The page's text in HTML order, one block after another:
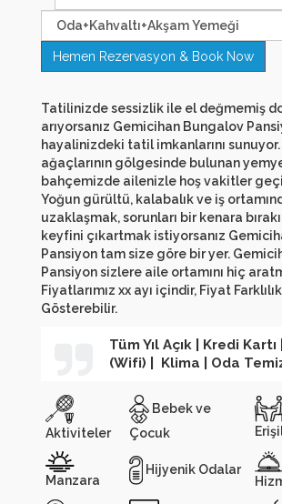
Tatilinizde sessizlik ile el değmemiş
arıyorsanız Gemicihan Bungalov
hayalinizdeki tatil imkanlarını sunuyor.
ağaçlarının gölgesinde bulunan
bahçemizde ailenizle hoş vakitler
Yoğun gürültü, kalabalık ve iş
uzaklaşmak, sorunları bir kenara
keyfini çıkartmak istiyorsanız
Pansiyon tam size göre bir yer.
Pansiyon sizlere aile ortamını hiç
Fiyatlarımız xx ayı içindir, Fiyat
Gösterebilir.
Tüm Yıl Açık | Kredi
(Wifi) | Klima | Oda
Aktiviteler
Bebek ve
Çocuk
Manzara
Hijyenik Odalar